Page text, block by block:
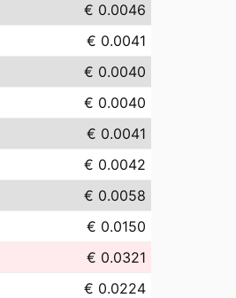
€ 0.0046
€ 0.0041
€ 0.0040
€ 0.0040
€ 0.0041
€ 0.0042
€ 0.0058
€ 0.0150
€ 0.0321
€ 0.0224